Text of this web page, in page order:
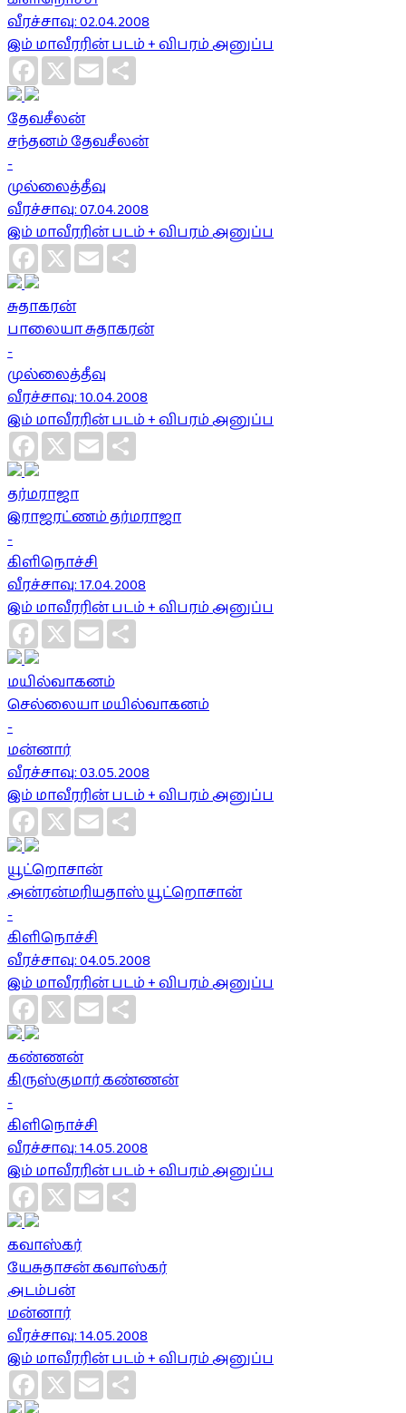
வீரச்சாவு: 02.04.2008
இம் மாவீரரின் படம் + விபரம் அனுப்ப
Facebook
X Email
தேவசீலன்
சந்தனம் தேவசீலன்
-
முல்லைத்தீவு
வீரச்சாவு: 07.04.2008
இம் மாவீரரின் படம் + விபரம் அனுப்ப
Facebook
X Email
சுதாகரன்
பாலையா சுதாகரன்
-
முல்லைத்தீவு
வீரச்சாவு: 10.04.2008
இம் மாவீரரின் படம் + விபரம் அனுப்ப
Facebook
X Email
தர்மராஜா
இராஜரட்ணம் தர்மராஜா
-
கிளிநொச்சி
வீரச்சாவு: 17.04.2008
இம் மாவீரரின் படம் + விபரம் அனுப்ப
Facebook
X Email
மயில்வாகனம்
செல்லையா மயில்வாகனம்
-
மன்னார்
வீரச்சாவு: 03.05.2008
இம் மாவீரரின் படம் + விபரம் அனுப்ப
Facebook
X Email
யூட்றொசான்
அன்ரன்மரியதாஸ் யூட்றொசான்
-
கிளிநொச்சி
வீரச்சாவு: 04.05.2008
இம் மாவீரரின் படம் + விபரம் அனுப்ப
Facebook
X Email
கண்ணன்
கிருஸ்குமார் கண்ணன்
-
கிளிநொச்சி
வீரச்சாவு: 14.05.2008
இம் மாவீரரின் படம் + விபரம் அனுப்ப
Facebook
X Email
கவாஸ்கர்
யேசுதாசன் கவாஸ்கர்
அடம்பன்
மன்னார்
வீரச்சாவு: 14.05.2008
இம் மாவீரரின் படம் + விபரம் அனுப்ப
Facebook
X Email